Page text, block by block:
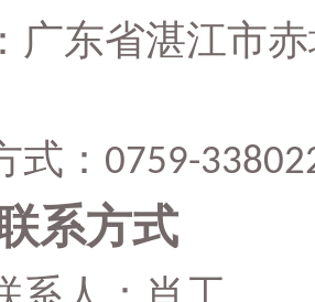
广东省湛江市
式： 0759-
系方式